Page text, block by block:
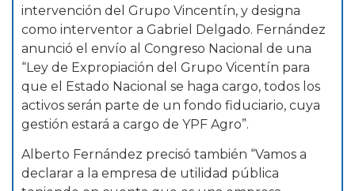
intervención del Grupo Vincentín, y designa
como interventor a Gabriel Delgado. Fernández
anunció el envío al Congreso Nacional de una
“Ley de Expropiación del Grupo Vicentín para
que el Estado Nacional se haga cargo, todos los
activos serán parte de un fondo fiduciario, cuya
gestión estará a cargo de YPF Agro”.
Alberto Fernández precisó también “Vamos a
declarar a la empresa de utilidad pública